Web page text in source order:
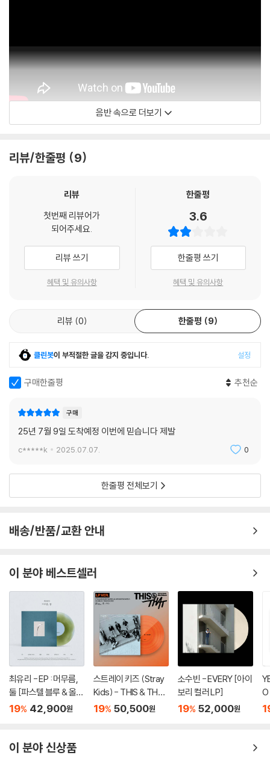
음반 속으로 더보기
리뷰/한줄평 9
리뷰
첫번째 리뷰어가
되어주세요.
리뷰 쓰기
혜택 및 유의사항
한줄평
3.6
한줄평 쓰기
혜택 및 유의사항
리뷰 0 한줄평 9
클린봇이 부적절한 글을 감지 중입니다. 설정
구매한줄평 추천순
구매
25년 7월 9일 도착예정 이번에 믿습니다 제발
c*****k 2025.07.07. 0
한줄평 전체보기
배송/반품/교환 안내
이 분야 베스트셀러
최유리 - EP : 머무름,
둘 [파스텔 블루 & 올리
브 그린 컬러 10인치 Vi
19% 42,900원
스트레이 키즈 (Stray
Kids) - THIS & THAT
[LP VER.]
19% 50,500원
소수빈 - EVERY [아이
보리 컬러 LP]
19% 52,000원
이 분야 신상품